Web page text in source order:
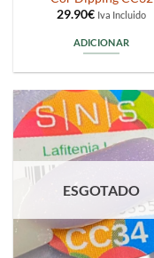
29.90€ Iva Incluido
ADICIONAR
ESGOTADO